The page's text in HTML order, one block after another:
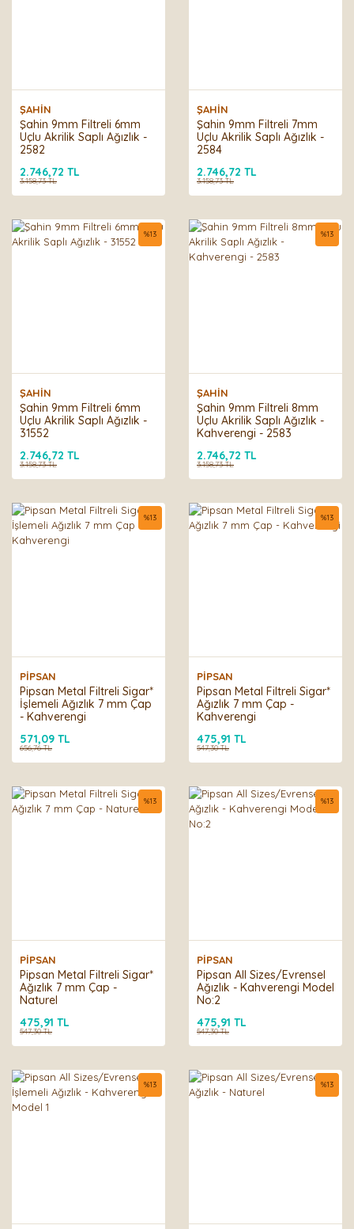
ŞAHİN
Şahin 9mm Filtreli 6mm
Uçlu Akrilik Saplı Ağızlık -
2582
2.746,72 TL
3.158,73 TL
ŞAHİN
Şahin 9mm Filtreli 7mm
Uçlu Akrilik Saplı Ağızlık -
2584
2.746,72 TL
3.158,73 TL
ŞAHİN
Şahin 9mm Filtreli 6mm
Uçlu Akrilik Saplı Ağızlık -
31552
%13
2.746,72 TL
3.158,73 TL
ŞAHİN
Şahin 9mm Filtreli 8mm
Uçlu Akrilik Saplı Ağızlık -
Kahverengi - 2583
%13
2.746,72 TL
3.158,73 TL
PİPSAN
Pipsan Metal Filtreli Sigar*
İşlemeli Ağızlık 7 mm Çap
- Kahverengi
%13
571,09 TL
656,76 TL
PİPSAN
Pipsan Metal Filtreli Sigar*
Ağızlık 7 mm Çap -
Kahverengi
%13
475,91 TL
547,30 TL
PİPSAN
Pipsan Metal Filtreli Sigar*
Ağızlık 7 mm Çap -
Naturel
%13
475,91 TL
547,30 TL
PİPSAN
Pipsan All Sizes/Evrensel
Ağızlık - Kahverengi Model
No:2
%13
475,91 TL
547,30 TL
%13 %13